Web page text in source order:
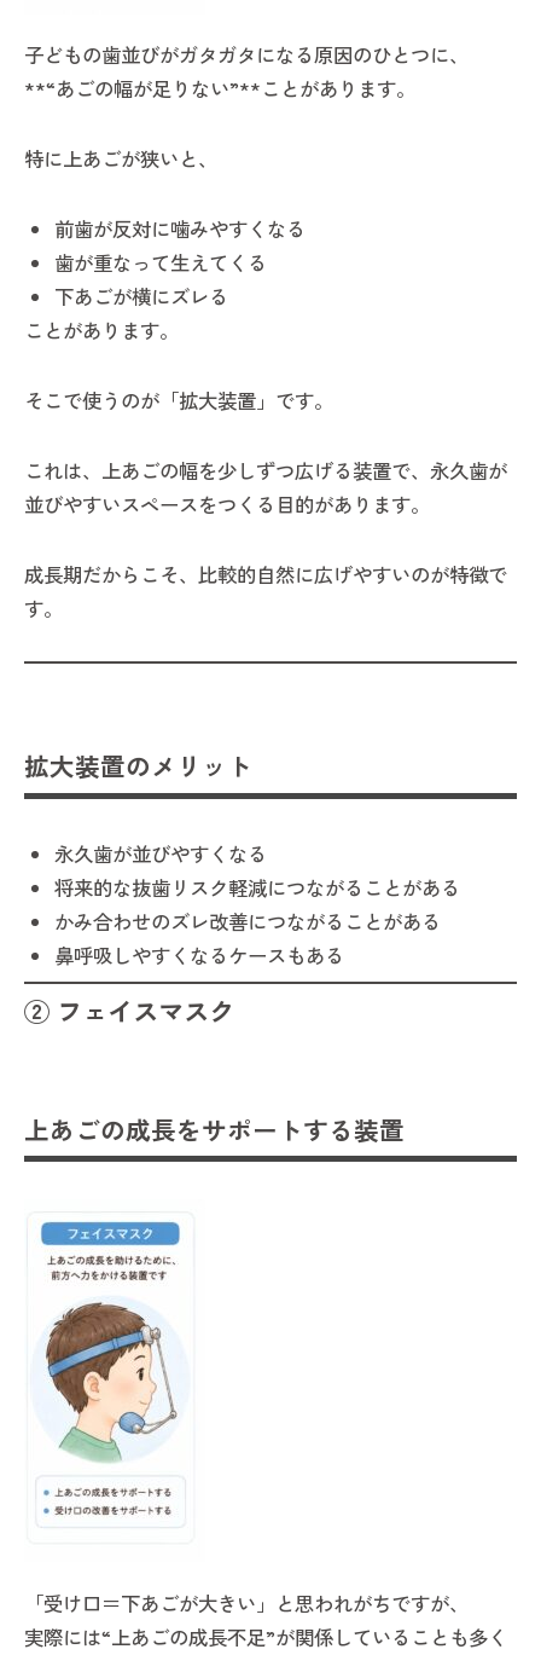
子どもの歯並びがガタガタになる原因のひとつに、
**“あごの幅が足りない”**ことがあります。
特に上あごが狭いと、
前歯が反対に噛みやすくなる
歯が重なって生えてくる
下あごが横にズレる
ことがあります。
そこで使うのが「拡大装置」です。
これは、上あごの幅を少しずつ広げる装置で、永久歯が
並びやすいスペースをつくる目的があります。
成長期だからこそ、比較的自然に広げやすいのが特徴で
す。
拡大装置のメリット
永久歯が並びやすくなる
将来的な抜歯リスク軽減につながることがある
かみ合わせのズレ改善につながることがある
鼻呼吸しやすくなるケースもある
② フェイスマスク
上あごの成長をサポートする装置
「受け口＝下あごが大きい」と思われがちですが、
実際には“上あごの成長不足”が関係していることも多く